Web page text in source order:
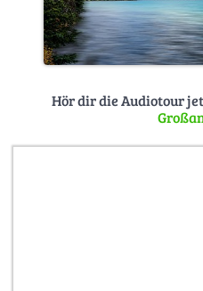
Hör dir die Audiotour